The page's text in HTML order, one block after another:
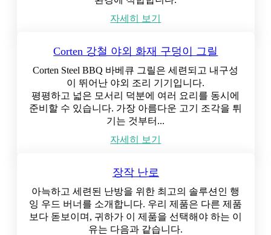
자세히 보기
Corten 강철 야외 화재 구덩이 그릴
Corten Steel BBQ 바베큐 그릴은 세련되고 내구성
이 뛰어난 야외 조리 기기입니다.
평평하고 넓은 모서리 덕분에 여러 요리를 동시에
준비할 수 있습니다. 가장 아름다운 고기 조각을 튀
기는 것부터...
자세히 보기
장작 난로
아늑하고 세련된 난방을 위한 최고의 솔루션인 행
잉 우드 버너를 소개합니다. 우리 제품은 다른 제품
보다 돋보이며, 귀하가 이 제품을 선택해야 하는 이
유는 다음과 같습니다.